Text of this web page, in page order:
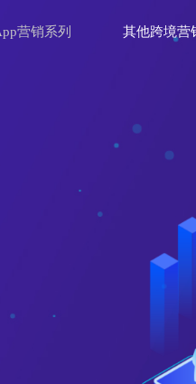
营销系列 其他跨境营